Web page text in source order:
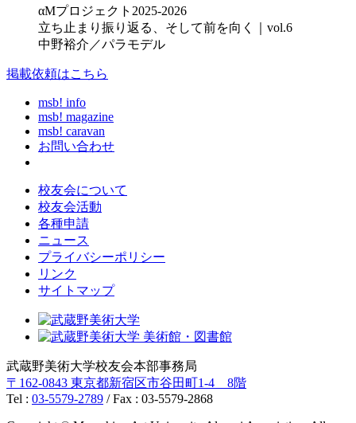
αMプロジェクト2025-2026
立ち止まり振り返る、そして前を向く｜vol.6
中野裕介／パラモデル
掲載依頼はこちら
msb! info
msb! magazine
msb! caravan
お問い合わせ
校友会について
校友会活動
各種申請
ニュース
プライバシーポリシー
リンク
サイトマップ
武蔵野美術大学校友会本部事務局
〒162-0843 東京都新宿区市谷田町1-4 8階
Tel : 03-5579-2789 / Fax : 03-5579-2868